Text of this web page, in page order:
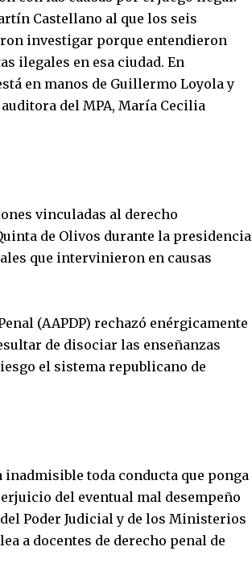
Castellano al que los seis
investigar porque entendieron
ilegales en esa ciudad. En
en manos de Guillermo Loyola y
del MPA, María Cecilia
vinculadas al derecho
de Olivos durante la presidencia
que intervinieron en causas
(AAPDP) rechazó enérgicamente
de disociar las enseñanzas
el sistema republicano de
toda conducta que ponga
del eventual mal desempeño
Poder Judicial y de los Ministerios
a docentes de derecho penal de